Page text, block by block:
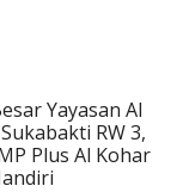
Yayasan Al
RW 3,
Plus Al Kohar